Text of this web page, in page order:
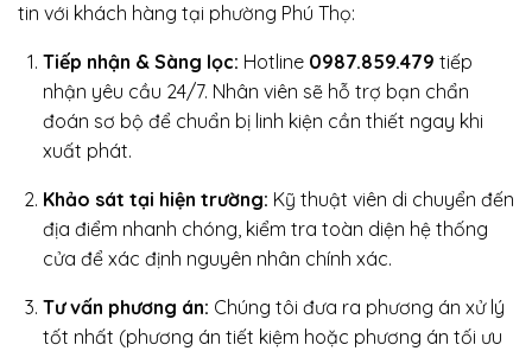
tin với khách hàng tại phường Phú Thọ:
Tiếp nhận & Sàng lọc: Hotline 0987.859.479 tiếp
nhận yêu cầu 24/7. Nhân viên sẽ hỗ trợ bạn chẩn
đoán sơ bộ để chuẩn bị linh kiện cần thiết ngay khi
xuất phát.
Khảo sát tại hiện trường: Kỹ thuật viên di chuyển đến
địa điểm nhanh chóng, kiểm tra toàn diện hệ thống
cửa để xác định nguyên nhân chính xác.
Tư vấn phương án: Chúng tôi đưa ra phương án xử lý
tốt nhất (phương án tiết kiệm hoặc phương án tối ưu